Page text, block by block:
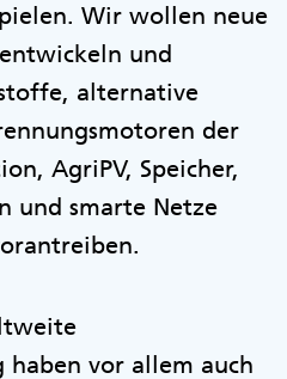
Wir wollen neue
und
alternative
der
AgriPV, Speicher,
und smarte Netze
haben vor allem auch